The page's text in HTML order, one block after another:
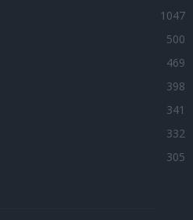
1047
500
469
398
341
332
305